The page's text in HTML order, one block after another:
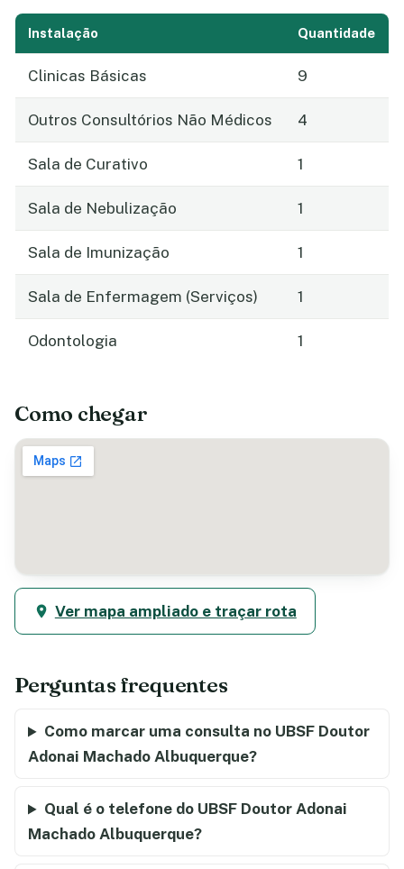
Instalação Quantidade
Clinicas Básicas 9
Outros Consultórios Não Médicos 4
Sala de Curativo 1
Sala de Nebulização 1
Sala de Imunização 1
Sala de Enfermagem (Serviços) 1
Odontologia 1
Como chegar
Ver mapa ampliado e traçar rota
Perguntas frequentes
Como marcar uma consulta no UBSF Doutor
Adonai Machado Albuquerque?
Qual é o telefone do UBSF Doutor Adonai
Machado Albuquerque?